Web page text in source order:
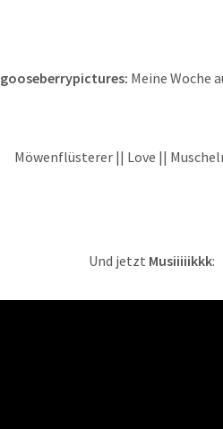
gooseberrypictures: Meine Woche
Möwenflüsterer || Love ||
Und jetzt Musiiiiikkk: